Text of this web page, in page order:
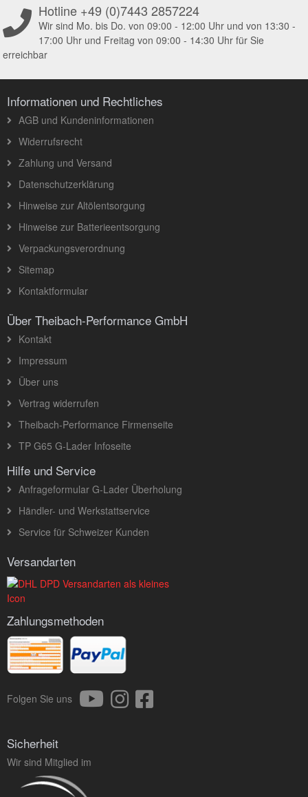
Hotline +49 (0)7443 2857224
Wir sind Mo. bis Do. von 09:00 - 12:00 Uhr und von 13:30 -
17:00 Uhr und Freitag von 09:00 - 14:30 Uhr für Sie
erreichbar
Informationen und Rechtliches
AGB und Kundeninformationen
Widerrufsrecht
Zahlung und Versand
Datenschutzerklärung
Hinweise zur Altölentsorgung
Hinweise zur Batterieentsorgung
Verpackungsverordnung
Sitemap
Kontaktformular
Über Theibach-Performance GmbH
Kontakt
Impressum
Über uns
Vertrag widerrufen
Theibach-Performance Firmenseite
TP G65 G-Lader Infoseite
Hilfe und Service
Anfrageformular G-Lader Überholung
Händler- und Werkstattservice
Service für Schweizer Kunden
Versandarten
Zahlungsmethoden
Folgen Sie uns
Sicherheit
Wir sind Mitglied im